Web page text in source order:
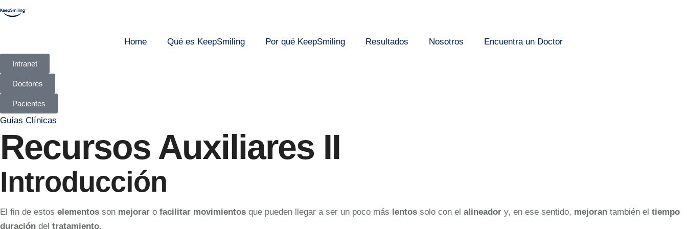
Home Qué es KeepSmiling Por qué KeepSmiling Resultados Nosotros Encuentra un Doctor
Intranet
Doctores
Pacientes
Guías Clínicas
Recursos Auxiliares II
Introducción
El fin de estos elementos son mejorar o facilitar movimientos que pueden llegar a ser un poco más lentos solo con el alineador y, en ese sentido, mejoran también el tiempo
duración del tratamiento.